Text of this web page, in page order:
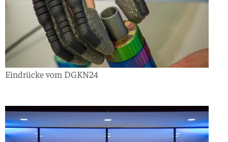
Eindrücke vom DGKN24